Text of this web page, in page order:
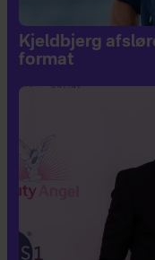
Kjeldbjerg
format